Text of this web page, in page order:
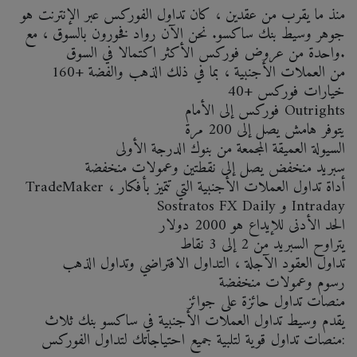
منذ ما يقرب من عقدين ، كان تداول الفوركس عبر الإنترنت هو
جوهر وسيط بنك ساكسو. نحن الآن رواد فخورون بالسوق ، مع
واحدة من عروض فوركس الأكثر اكتمالا في السوق.
160+ من العملات الأجنبية ، بما في ذلك الذهب والفضة
40+ خيارات فوركس
فوركس إلى الأمام Outrights
يتوفر هامش يصل إلى 200 مرة
السيولة العميقة المجمعة من بنوك الدرجة الأولى
سبريد منخفض يصل إلى نقطتين وعمولات منخفضة
TradeMaker ، أداة تداول العملات الأجنبية التي تتميز بأفكار
Sostratos FX Daily و Intraday
الحد الأدنى للإيداع هو 2000 دولار
يتراوح السبريد من 2 إلى 3 نقاط
تداول العقود الآجلة ، التداول الافتراضي وتداول الذهب
رسوم وعمولات منخفضة
منصات تداول حائزة على جوائز
يقدم وسيط تداول العملات الأجنبية في ساكسو بنك ثلاث
منصات تداول قوية لتلبية جميع احتياجاتك لتداول الفوركس: